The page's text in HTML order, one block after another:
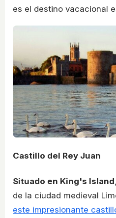
es el destino vacacional
Castillo del Rey Juan
Situado en King's Island
de la ciudad medieval
este impresionante